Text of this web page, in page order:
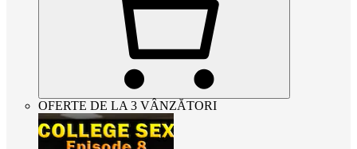
OFERTE DE LA 3 VÂNZĂTORI